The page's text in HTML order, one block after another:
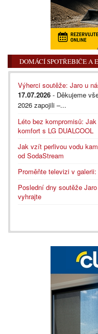
DOMÁCÍ SPOTŘEBIČE A
Výherci soutěže: Jaro u
17.07.2026 - Děkujeme
2026 zapojili –...
Léto bez kompromisů:
komfort s LG DUALCOOL
Jak vzít perlivou vodu
od SodaStream
Proměňte televizi v
Poslední dny soutěže
vyhrajte